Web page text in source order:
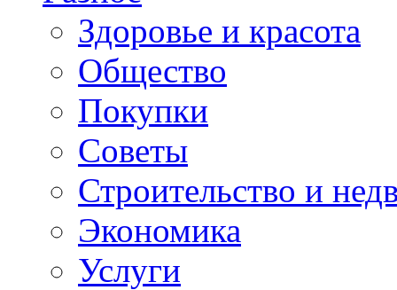
Здоровье и красота
Общество
Покупки
Советы
Строительство и
Экономика
Услуги